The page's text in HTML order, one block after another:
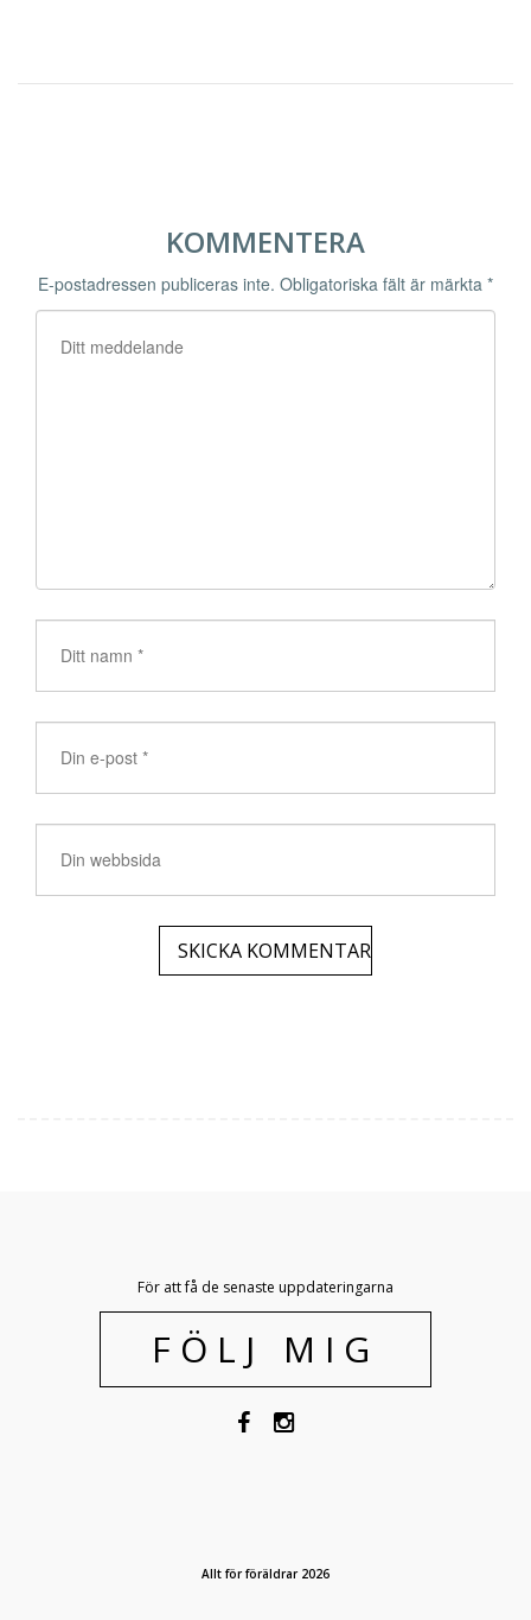
KOMMENTERA
E-postadressen publiceras inte. Obligatoriska fält är märkta *
För att få de senaste uppdateringarna
FÖLJ MIG
Allt för föräldrar 2026